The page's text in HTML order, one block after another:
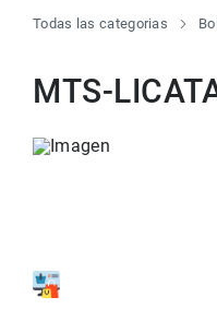
Todas las categorias
MTS-